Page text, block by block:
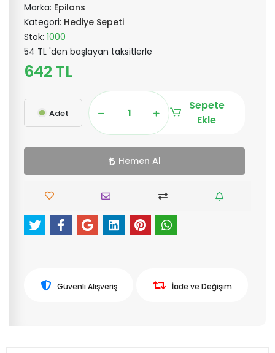
Marka: Epilons
Kategori: Hediye Sepeti
Stok: 1000
54 TL 'den başlayan taksitlerle
642 TL
Adet
Sepete
Ekle
Hemen Al
Güvenli Alışveriş İade ve Değişim